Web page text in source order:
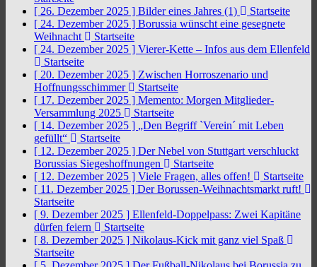
[ 26. Dezember 2025 ] Bilder eines Jahres (1)
Startseite
[ 24. Dezember 2025 ] Borussia wünscht eine gesegnete
Weihnacht
Startseite
[ 24. Dezember 2025 ] Vierer-Kette – Infos aus dem Ellenfeld
Startseite
[ 20. Dezember 2025 ] Zwischen Horroszenario und
Hoffnungsschimmer
Startseite
[ 17. Dezember 2025 ] Memento: Morgen Mitglieder-
Versammlung 2025
Startseite
[ 14. Dezember 2025 ] „Den Begriff `Verein´ mit Leben
gefüllt“
Startseite
[ 12. Dezember 2025 ] Der Nebel von Stuttgart verschluckt
Borussias Siegeshoffnungen
Startseite
[ 12. Dezember 2025 ] Viele Fragen, alles offen!
Startseite
[ 11. Dezember 2025 ] Der Borussen-Weihnachtsmarkt ruft!
Startseite
[ 9. Dezember 2025 ] Ellenfeld-Doppelpass: Zwei Kapitäne
dürfen feiern
Startseite
[ 8. Dezember 2025 ] Nikolaus-Kick mit ganz viel Spaß
Startseite